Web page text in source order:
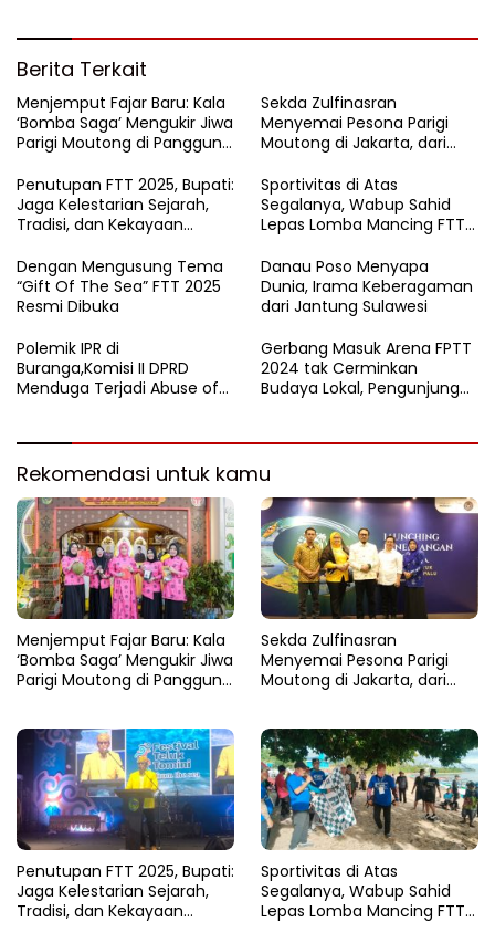
Berita Terkait
Menjemput Fajar Baru: Kala
‘Bomba Saga’ Mengukir Jiwa
Parigi Moutong di Panggung
Sekda Zulfinasran
Menyemai Pesona Parigi
Moutong di Jakarta, dari
Durian Nusantara
Penutupan FTT 2025, Bupati:
Jaga Kelestarian Sejarah,
Tradisi, dan Kekayaan
Sportivitas di Atas
Segalanya, Wabup Sahid
Lepas Lomba Mancing FTT
Dengan Mengusung Tema
“Gift Of The Sea” FTT 2025
Resmi Dibuka
Danau Poso Menyapa
Dunia, Irama Keberagaman
dari Jantung Sulawesi
Polemik IPR di
Buranga,Komisi II DPRD
Menduga Terjadi Abuse of
Gerbang Masuk Arena FPTT
2024 tak Cerminkan
Budaya Lokal, Pengunjung
Rekomendasi untuk kamu
Menjemput Fajar Baru: Kala
‘Bomba Saga’ Mengukir Jiwa
Parigi Moutong di Panggung
Sekda Zulfinasran
Menyemai Pesona Parigi
Moutong di Jakarta, dari
Penutupan FTT 2025, Bupati:
Jaga Kelestarian Sejarah,
Tradisi, dan Kekayaan
Sportivitas di Atas
Segalanya, Wabup Sahid
Lepas Lomba Mancing FTT